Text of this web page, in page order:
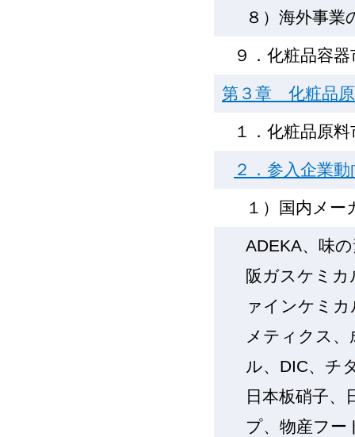
８）海外事業
９．化粧品容
第３章 化粧品
１．化粧品原
２．参入企業動
１）国内メー
ADEKA、味
阪ガスケミ
ァインケミ
メティクス、
ル、DIC、チ
日本板硝子、
プ、物産フー